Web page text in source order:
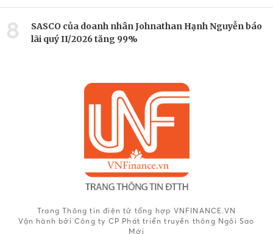
8
SASCO của doanh nhân Johnathan Hạnh Nguyễn báo
lãi quý II/2026 tăng 99%
Trang Thông tin điện tử tổng hợp VNFINANCE.VN
Vận hành bởi Công ty CP Phát triển truyền thông Ngôi Sao
Mới